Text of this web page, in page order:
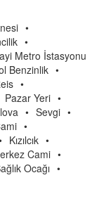
•
•
Metro İstasyonu
Benzinlik •
•
Pazar Yeri •
• Sevgi •
•
Kızılcık •
Cami •
Ocağı •